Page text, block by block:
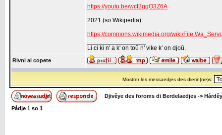
https://youtu.be/wct2ggO3Z6A
2021 (so Wikipedia).
https://commons.wikimedia.org/wiki/
Li ci ki n' a k' on toû n' vike k' on djoû.
Rivni al copete
Mostrer les messaedjes des dierin(ne)s:
Djivêye des foroms di Berdelaedjes ->
Pådje 1 so 1